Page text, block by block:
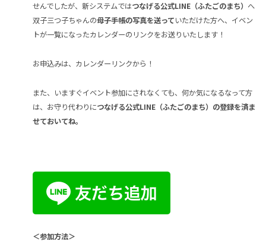
せんでしたが、新システムではつなげる公式LINE（ふたごのまち） へ
双子三つ子ちゃんの母子手帳の写真を送っていただけた方へ、イベン
トが一覧になったカレンダーのリンクをお送りいたします！
お申込みは、カレンダーリンクから！
また、いますぐイベント参加にされなくても、何か気になるなって方
は、お守り代わりにつなげる公式LINE（ふたごのまち）の登録を済ま
せておいてね。
＜参加方法＞